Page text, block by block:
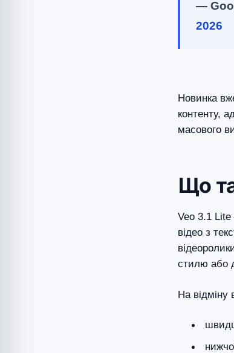
—
2026
Новинка
контенту,
масового
Що
Veo 3.1 Lite
відео з
стилю або
На відміну